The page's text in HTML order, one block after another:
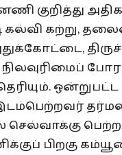
குறித்து
கல்வி கற்று,
நிலவுரிமைப்
பிறகு